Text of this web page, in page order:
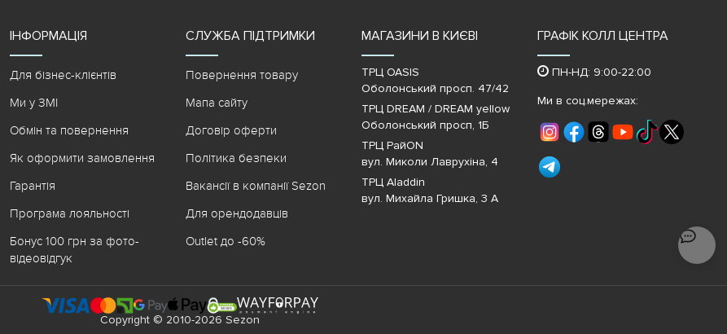
ІНФОРМАЦІЯ
Для бізнес-клієнтів
Ми у ЗМІ
Обмін та повернення
Як оформити замовлення
Гарантія
Програма лояльності
Бонус 100 грн за фото-
відеовідгук
СЛУЖБА ПІДТРИМКИ
Повернення товару
Мапа сайту
Договір оферти
Політика безпеки
Вакансії в компанії Sezon
Для орендодавців
Outlet до -60%
МАГАЗИНИ В КИЄВІ
ТРЦ OASIS
Оболонський просп. 47/42
ТРЦ DREAM / DREAM yellow
Оболонський просп, 1Б
ТРЦ РайON
вул. Миколи Лаврухіна, 4
ТРЦ Aladdin
вул. Михайла Гришка, 3 А
ГРАФІК КОЛЛ ЦЕНТРА
ПН-НД: 9:00-22:00
Ми в соц.мережах:
Copyright © 2010-2026 Sezon